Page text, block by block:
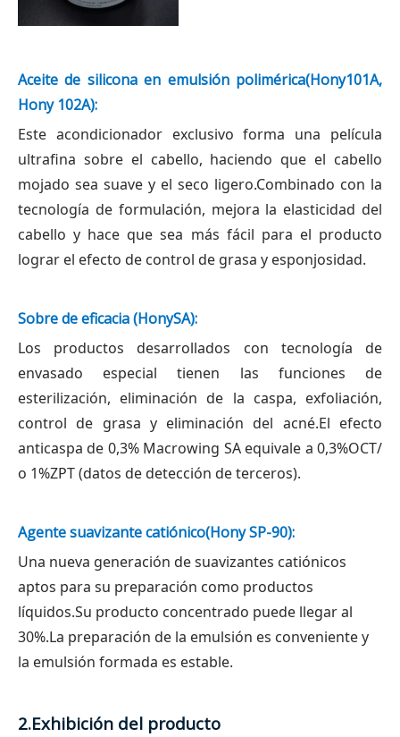
Aceite de silicona en emulsión polimérica(Hony101A,
Hony 102A):
Este acondicionador exclusivo forma una película
ultrafina sobre el cabello, haciendo que el cabello
mojado sea suave y el seco ligero.Combinado con la
tecnología de formulación, mejora la elasticidad del
cabello y hace que sea más fácil para el producto
lograr el efecto de control de grasa y esponjosidad.
Sobre de eficacia(HonySA):
Los productos desarrollados con tecnología de
envasado especial tienen las funciones de
esterilización, eliminación de la caspa, exfoliación,
control de grasa y eliminación del acné.El efecto
anticaspa de 0,3% Macrowing SA equivale a 0,3%OCT/
o 1%ZPT (datos de detección de terceros).
Agente suavizante catiónico(Hony SP-90):
Una nueva generación de suavizantes catiónicos
aptos para su preparación como productos
líquidos.Su producto concentrado puede llegar al
30%.La preparación de la emulsión es conveniente y
la emulsión formada es estable.
2.Exhibición del producto